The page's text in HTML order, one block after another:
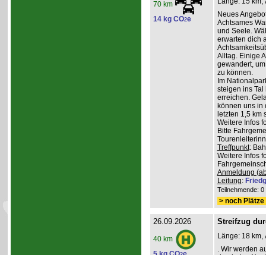
70 km
14 kg CO2e
Neues
Achtsames
und Seele.
erwarten dich
Alltag. Einige
gewandert,
zu können.
Im
steigen ins
erreichen.
können uns in
letzten 1,5 km
Weitere Infos
Bitte
Treffpunkt:
Weitere Infos
Anmeldung
Leitung:
Teilnehmende:
> noch
26.09.2026
40 km
Streifzug
Länge: 18 km,
. Wir werden